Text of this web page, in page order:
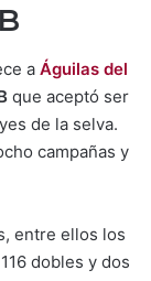
a Águilas del
que aceptó ser
de la selva.
campañas y
entre ellos los
dobles y dos